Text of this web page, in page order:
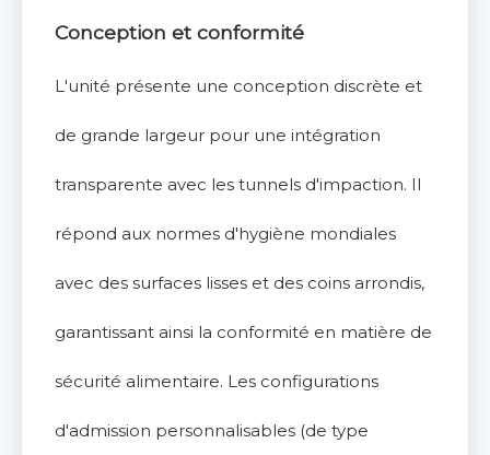
Conception et conformité
L'unité présente une conception discrète et
de grande largeur pour une intégration
transparente avec les tunnels d'impaction. Il
répond aux normes d'hygiène mondiales
avec des surfaces lisses et des coins arrondis,
garantissant ainsi la conformité en matière de
sécurité alimentaire. Les configurations
d'admission personnalisables (de type